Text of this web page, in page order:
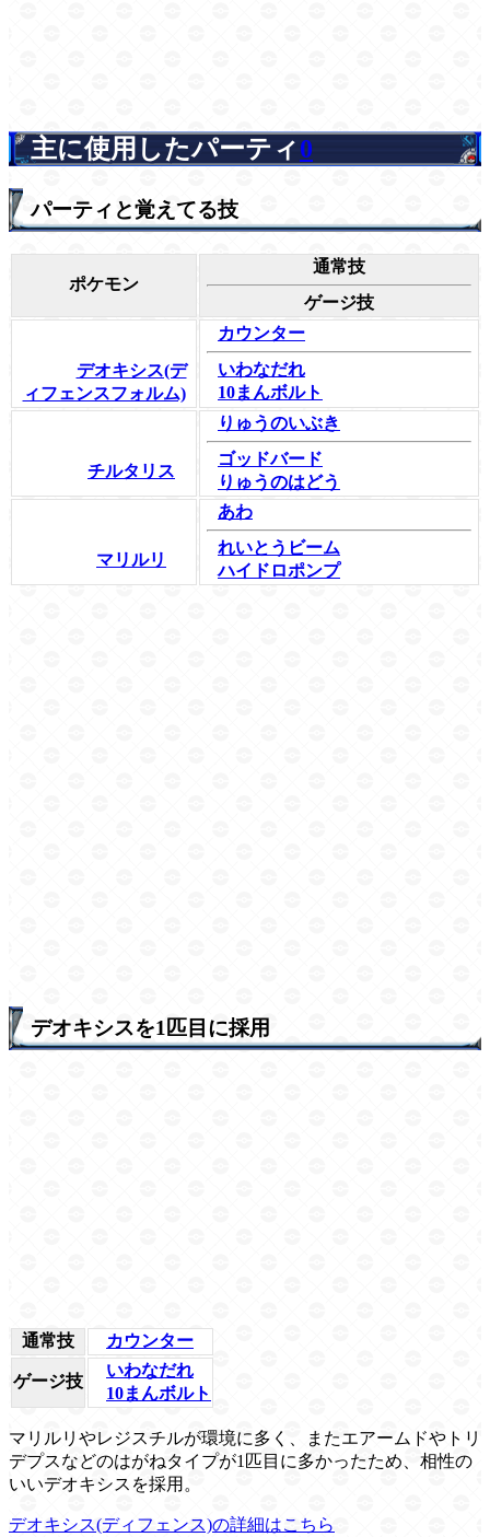
主に使用したパーティ0
パーティと覚えてる技
ポケモン
通常技
ゲージ技
デオキシス(デ
ィフェンスフォルム)
カウンター
いわなだれ
10まんボルト
チルタリス
りゅうのいぶき
ゴッドバード
りゅうのはどう
マリルリ
あわ
れいとうビーム
ハイドロポンプ
デオキシスを1匹目に採用
通常技 カウンター
ゲージ技
いわなだれ
10まんボルト
マリルリやレジスチルが環境に多く、またエアームドやトリ
デプスなどのはがねタイプが1匹目に多かったため、相性の
いいデオキシスを採用。
デオキシス(ディフェンス)の詳細はこちら